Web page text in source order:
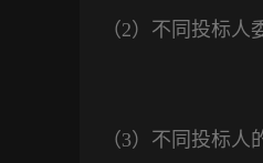
（2）不同投标人
（3）不同投标人